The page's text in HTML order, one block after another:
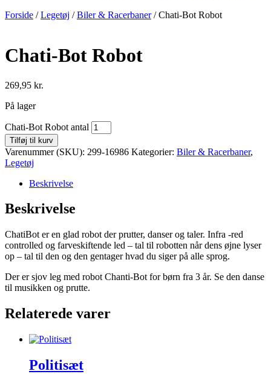
Forside /Legetøj /Biler & Racerbaner/ Chati-Bot Robot
Chati-Bot Robot
269,95 kr.
På lager
Chati-Bot Robot antal
Tilføj til kurv
Varenummer (SKU): 299-16986 Kategorier: Biler & Racerbaner,
Legetøj
Beskrivelse
Beskrivelse
ChatiBot er en glad robot der prutter, danser og taler. Infra -red
controlled og farveskiftende led – tal til robotten når dens øjne lyser
op – tal til den og den gentager hvad du siger på alle sprog.
Der er sjov leg med robot Chanti-Bot for børn fra 3 år. Se den danse
til musikken og prutte.
Relaterede varer
Politisæt